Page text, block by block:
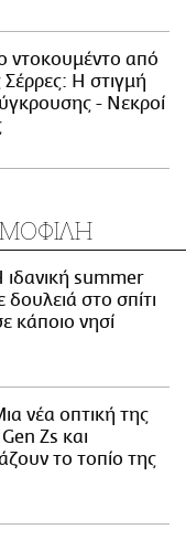
ντοκουμέντο από
Σέρρες: Η στιγμή
- Νεκροί
summer
δουλειά στο σπίτι
κάποιο νησί
νέα οπτική της
Zs και
το τοπίο της